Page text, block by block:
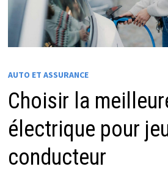
AUTO ET ASSURANCE
Choisir la
électrique pour
conducteur